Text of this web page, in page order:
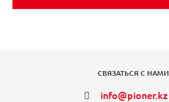
СВЯЗАТЬСЯ С НАМИ
info@pioner.kz